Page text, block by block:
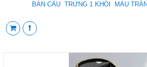
BÀN CẦU TRỨNG 1 KHỐI MÀU